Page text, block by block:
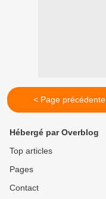
< Page précédente
Hébergé par Overblog
Top articles
Pages
Contact